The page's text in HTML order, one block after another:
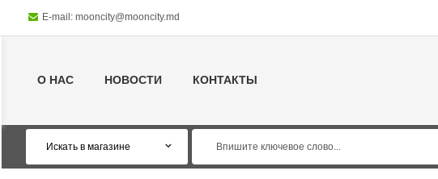
E-mail: mooncity@mooncity.md
О НАС НОВОСТИ КОНТАКТЫ